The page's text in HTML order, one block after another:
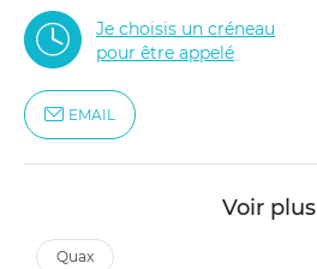
Je choisis un créneau
pour être appelé
EMAIL
Voir plus
quax